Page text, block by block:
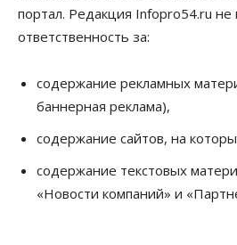
портал. Редакция Infopro54.ru не
ответственность за:
содержание рекламных
баннерная реклама),
содержание сайтов, на
содержание текстовых
«Новости компаний» и